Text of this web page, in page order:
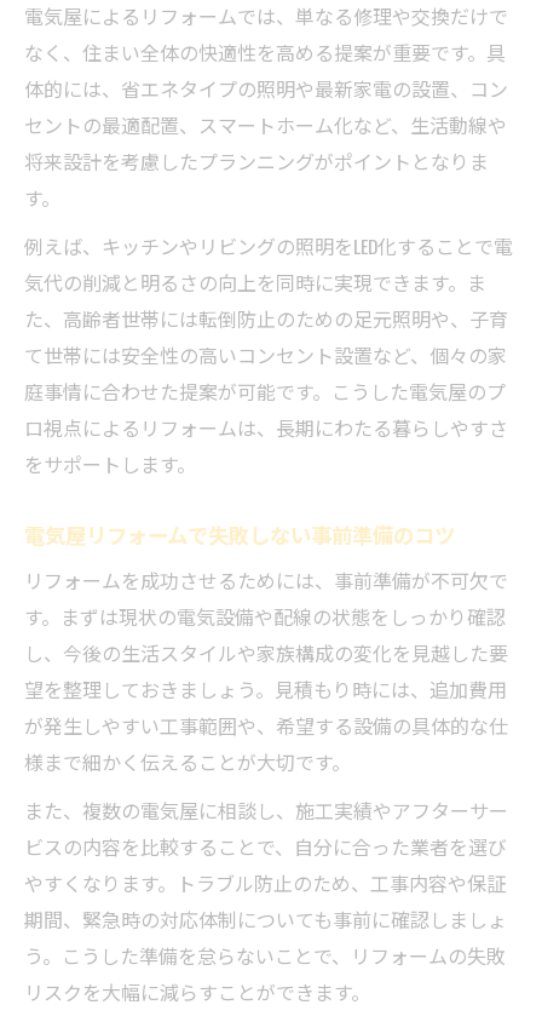
東京都大田区で安心な電気屋の選び方
電気工事のプロが提案する省エネリフォーム
電気屋の知恵で実現する省エネリフォーム
電気屋おすすめの最新省エネ設備とは
東京都大田区で進む電気屋のエコ施工事例
電気屋リフォームで叶う未来の住まい設計
電気屋によるリフォームでは、単なる修理や交換だけで
なく、住まい全体の快適性を高める提案が重要です。具
体的には、省エネタイプの照明や最新家電の設置、コン
セントの最適配置、スマートホーム化など、生活動線や
将来設計を考慮したプランニングがポイントとなりま
す。
例えば、キッチンやリビングの照明をLED化することで電
気代の削減と明るさの向上を同時に実現できます。ま
た、高齢者世帯には転倒防止のための足元照明や、子育
て世帯には安全性の高いコンセント設置など、個々の家
庭事情に合わせた提案が可能です。こうした電気屋のプ
ロ視点によるリフォームは、長期にわたる暮らしやすさ
をサポートします。
電気屋リフォームで失敗しない事前準備のコツ
リフォームを成功させるためには、事前準備が不可欠で
す。まずは現状の電気設備や配線の状態をしっかり確認
し、今後の生活スタイルや家族構成の変化を見越した要
望を整理しておきましょう。見積もり時には、追加費用
が発生しやすい工事範囲や、希望する設備の具体的な仕
様まで細かく伝えることが大切です。
また、複数の電気屋に相談し、施工実績やアフターサー
ビスの内容を比較することで、自分に合った業者を選び
やすくなります。トラブル防止のため、工事内容や保証
期間、緊急時の対応体制についても事前に確認しましょ
う。こうした準備を怠らないことで、リフォームの失敗
リスクを大幅に減らすことができます。